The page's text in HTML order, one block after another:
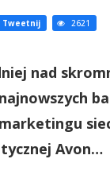
Tweetnij 2621
nad
Avon…